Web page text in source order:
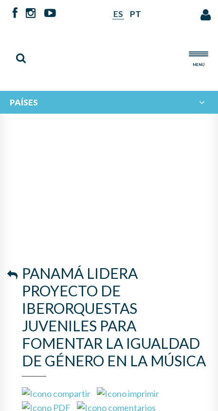
ES PT
MENÚ
PAÍSES
PANAMÁ LIDERA
PROYECTO DE
IBERORQUESTAS
JUVENILES PARA
FOMENTAR LA IGUALDAD
DE GÉNERO EN LA MÚSICA